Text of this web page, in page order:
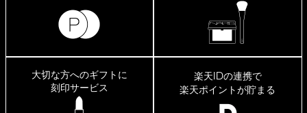
大切な方へのギフトに
刻印サービス
楽天IDの連携で
楽天ポイントが貯まる